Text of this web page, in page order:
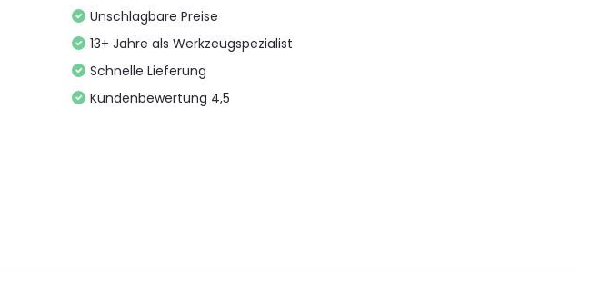
Unschlagbare Preise
13+ Jahre als Werkzeugspezialist
Schnelle Lieferung
Kundenbewertung 4,5